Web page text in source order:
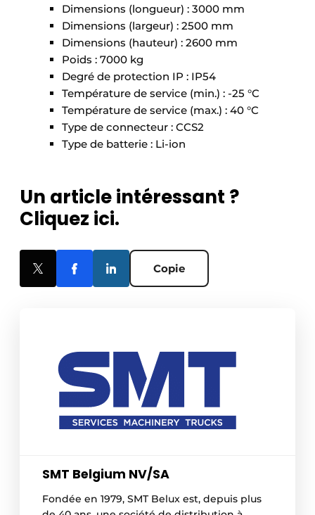
Dimensions (longueur) : 3000 mm
Dimensions (largeur) : 2500 mm
Dimensions (hauteur) : 2600 mm
Poids : 7000 kg
Degré de protection IP : IP54
Température de service (min.) : -25 °C
Température de service (max.) : 40 °C
Type de connecteur : CCS2
Type de batterie : Li-ion
Un article intéressant ?
Cliquez ici.
Copie
SMT Belgium NV/SA
Fondée en 1979, SMT Belux est, depuis plus